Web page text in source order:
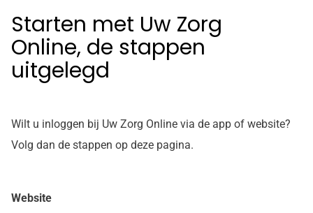
Starten met Uw Zorg
Online, de stappen
uitgelegd
Wilt u inloggen bij Uw Zorg Online via de app of website?
Volg dan de stappen op deze pagina.
Website